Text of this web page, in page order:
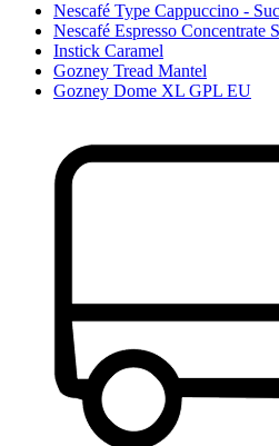
Nescafé Type Cappuccino -
Nescafé Espresso Concentrate
Instick Caramel
Gozney Tread Mantel
Gozney Dome XL GPL EU